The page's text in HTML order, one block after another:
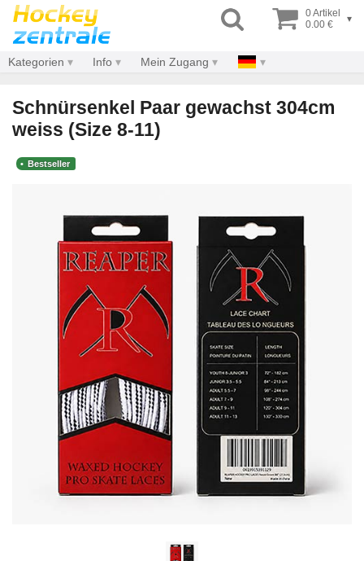
0 Artikel
0.00 €
▾
Kategorien Info Mein Zugang
Schnürsenkel Paar gewachst 304cm
weiss (Size 8-11)
Bestseller